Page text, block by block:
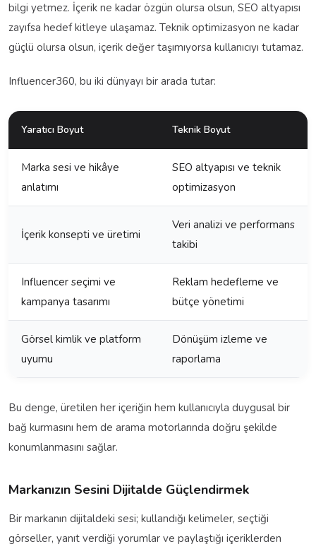
bilgi yetmez. İçerik ne kadar özgün olursa olsun, SEO altyapısı
zayıfsa hedef kitleye ulaşamaz. Teknik optimizasyon ne kadar
güçlü olursa olsun, içerik değer taşımıyorsa kullanıcıyı tutamaz.
Influencer360, bu iki dünyayı bir arada tutar:
Yaratıcı Boyut Teknik Boyut
Marka sesi ve hikâye
anlatımı
SEO altyapısı ve teknik
optimizasyon
İçerik konsepti ve üretimi
Veri analizi ve performans
takibi
Influencer seçimi ve
kampanya tasarımı
Reklam hedefleme ve
bütçe yönetimi
Görsel kimlik ve platform
uyumu
Dönüşüm izleme ve
raporlama
Bu denge, üretilen her içeriğin hem kullanıcıyla duygusal bir
bağ kurmasını hem de arama motorlarında doğru şekilde
konumlanmasını sağlar.
Markanızın Sesini Dijitalde Güçlendirmek
Bir markanın dijitaldeki sesi; kullandığı kelimeler, seçtiği
görseller, yanıt verdiği yorumlar ve paylaştığı içeriklerden